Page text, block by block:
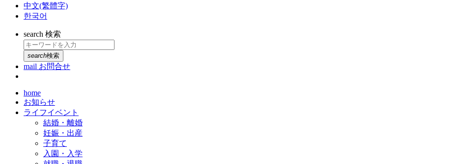
中文(繁體字)
한국어
search 検索
search検索
mail お問合せ
home
お知らせ
ライフイベント
結婚・離婚
妊娠・出産
子育て
入園・入学